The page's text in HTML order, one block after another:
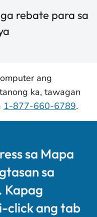
rebate para sa
ang
ka, tawagan
1-877-660-6789.
sa Mapa
sa
Kapag
click ang tab